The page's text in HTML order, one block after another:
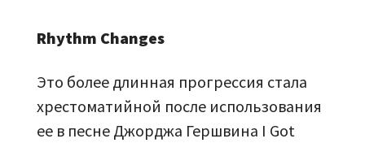
Rhythm Changes
Это более длинная прогрессия стала
хрестоматийной после использования
ее в песне Джорджа Гершвина I Got